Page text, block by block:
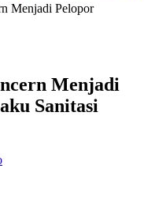
Menjadi Pelopor
Menjadi
Sanitasi